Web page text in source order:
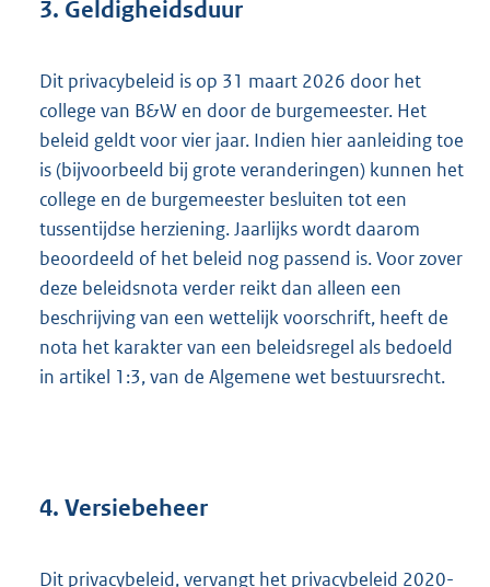
3. Geldigheidsduur
Dit privacybeleid is op 31 maart 2026 door het
college van B&W en door de burgemeester. Het
beleid geldt voor vier jaar. Indien hier aanleiding toe
is (bijvoorbeeld bij grote veranderingen) kunnen het
college en de burgemeester besluiten tot een
tussentijdse herziening. Jaarlijks wordt daarom
beoordeeld of het beleid nog passend is. Voor zover
deze beleidsnota verder reikt dan alleen een
beschrijving van een wettelijk voorschrift, heeft de
nota het karakter van een beleidsregel als bedoeld
in artikel 1:3, van de Algemene wet bestuursrecht.
4. Versiebeheer
Dit privacybeleid, vervangt het privacybeleid 2020-